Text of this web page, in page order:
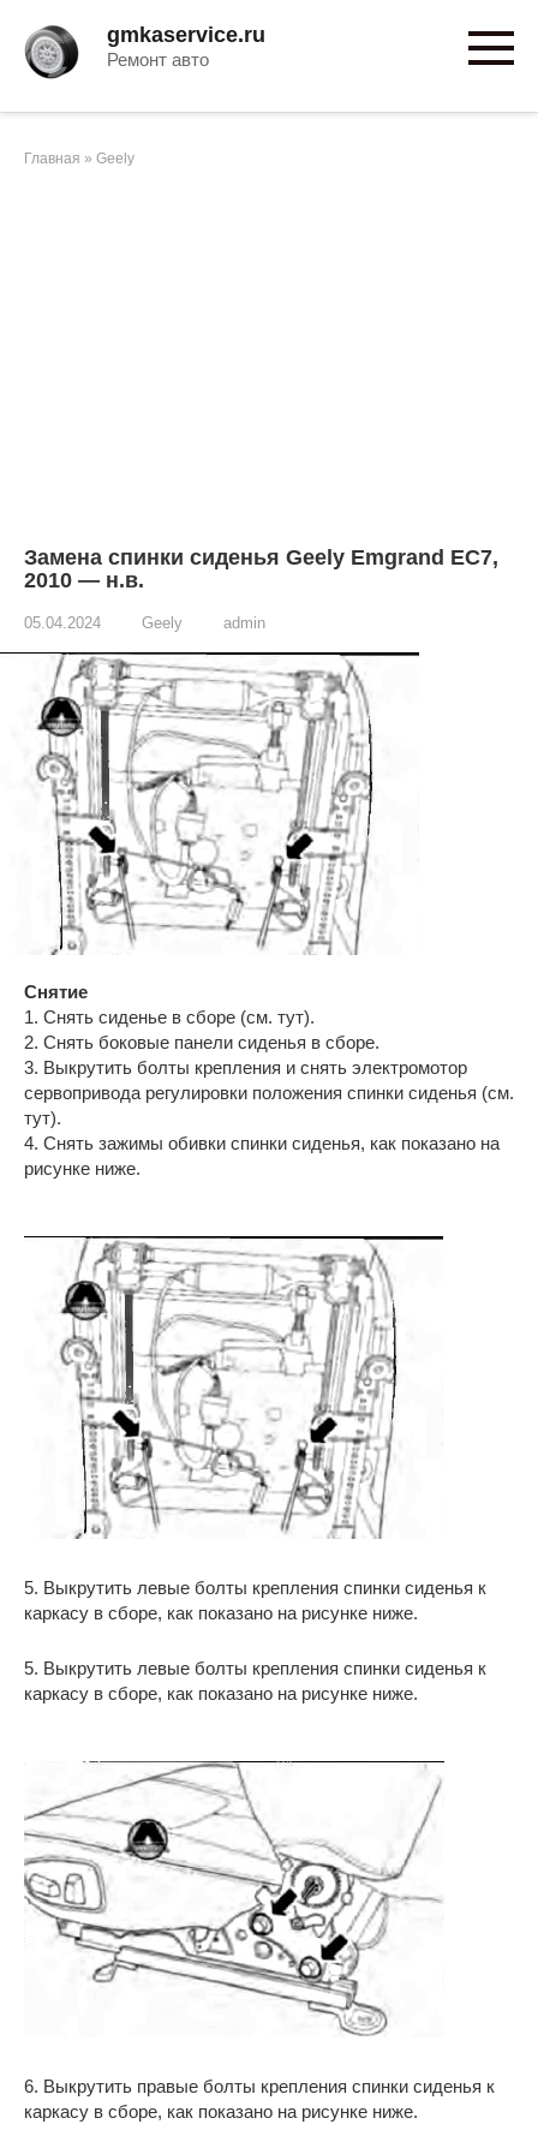
контенту
gmkaservice.ru
Ремонт авто
Главная » Geely
Замена спинки сиденья Geely Emgrand EC7,
2010 — н.в.
05.04.2024 Geely admin
Снятие
1. Снять сиденье в сборе (см. тут).
2. Снять боковые панели сиденья в сборе.
3. Выкрутить болты крепления и снять электромотор
сервопривода регулировки положения спинки сиденья (см.
тут).
4. Снять зажимы обивки спинки сиденья, как показано на
рисунке ниже.
5. Выкрутить левые болты крепления спинки сиденья к
каркасу в сборе, как показано на рисунке ниже.
5. Выкрутить левые болты крепления спинки сиденья к
каркасу в сборе, как показано на рисунке ниже.
6. Выкрутить правые болты крепления спинки сиденья к
каркасу в сборе, как показано на рисунке ниже.